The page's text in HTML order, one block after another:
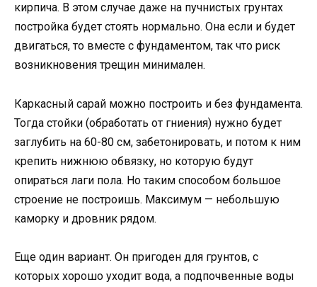
кирпича. В этом случае даже на пучнистых грунтах
постройка будет стоять нормально. Она если и будет
двигаться, то вместе с фундаментом, так что риск
возникновения трещин минимален.
Каркасный сарай можно построить и без фундамента.
Тогда стойки (обработать от гниения) нужно будет
заглубить на 60-80 см, забетонировать, и потом к ним
крепить нижнюю обвязку, но которую будут
опираться лаги пола. Но таким способом большое
строение не построишь. Максимум — небольшую
каморку и дровник рядом.
Еще один вариант. Он пригоден для грунтов, с
которых хорошо уходит вода, а подпочвенные воды